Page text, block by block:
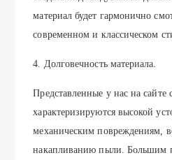
материал будет гармонично
современном и классическом
4. Долговечность материала.
Представленные у нас на сайте
характеризируются высокой
механическим повреждениям,
накапливанию пыли. Большим